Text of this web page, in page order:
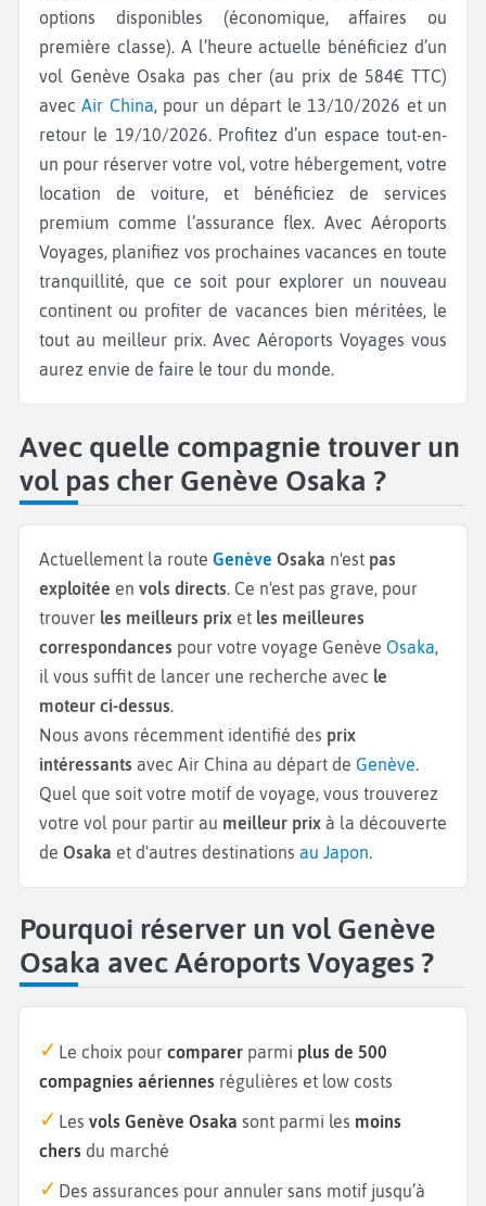
options disponibles (économique, affaires ou
première classe). A l’heure actuelle bénéficiez d’un
vol Genève Osaka pas cher (au prix de 584€ TTC)
avecAir China, pour un départ le 13/10/2026 et un
retour le 19/10/2026. Profitez d’un espace tout-en-
un pour réserver votre vol, votre hébergement, votre
location de voiture, et bénéficiez de services
premium comme l’assurance flex. Avec Aéroports
Voyages, planifiez vos prochaines vacances en toute
tranquillité, que ce soit pour explorer un nouveau
continent ou profiter de vacances bien méritées, le
tout au meilleur prix. Avec Aéroports Voyages vous
aurez envie de faire le tour du monde.
Avec quelle compagnie trouver un
vol pas cher Genève Osaka ?
Actuellement la route Genève Osaka n'est pas
exploitée en vols directs. Ce n'est pas grave, pour
trouver les meilleurs prix et les meilleures
correspondances pour votre voyage Genève Osaka,
il vous suffit de lancer une recherche avec le
moteur ci-dessus.
Nous avons récemment identifié des prix
intéressants avec Air China au départ de Genève.
Quel que soit votre motif de voyage, vous trouverez
votre vol pour partir au meilleur prix à la découverte
de Osaka et d'autres destinations au Japon.
Pourquoi réserver un vol Genève
Osaka avec Aéroports Voyages ?
Le choix pour comparer parmi plus de 500
compagnies aériennes régulières et low costs
Les vols Genève Osaka sont parmi les moins
chers du marché
Des assurances pour annuler sans motif jusqu’à